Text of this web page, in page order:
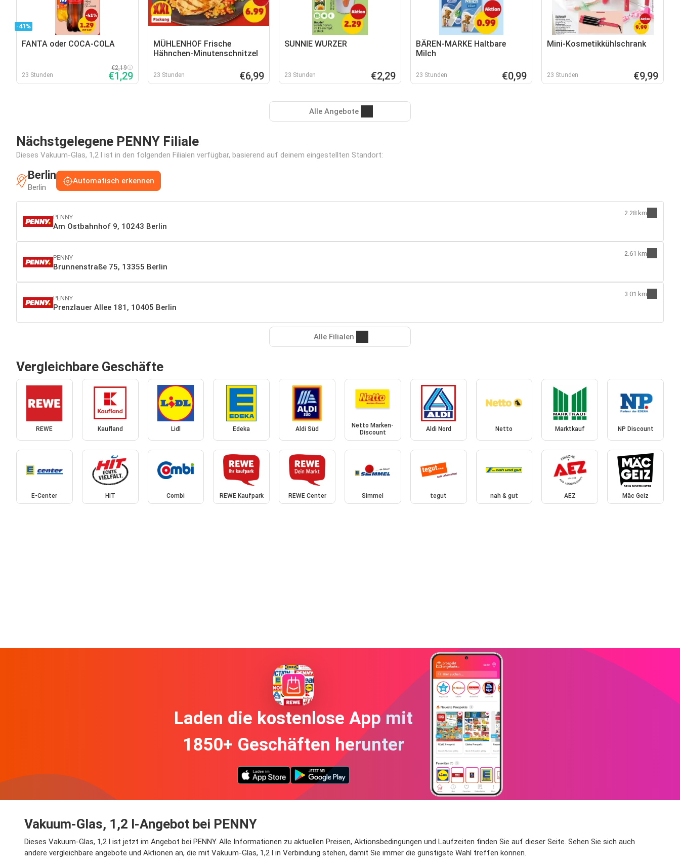
-41%
FANTA oder COCA-COLA
23 Stunden
€2,19
€1,29
MÜHLENHOF Frische
Hähnchen-Minutenschnitzel
23 Stunden €6,99
SUNNIE WURZER
23 Stunden €2,29
BÄREN-MARKE Haltbare
Milch
23 Stunden €0,99
Mini-Kosmetikkühlschrank
23 Stunden €9,99
Alle Angebote
Nächstgelegene PENNY Filiale
Dieses Vakuum-Glas, 1,2 l ist in den folgenden Filialen verfügbar, basierend auf deinem eingestellten Standort:
Berlin
Berlin
Automatisch erkennen
PENNY
Am Ostbahnhof 9, 10243 Berlin
2.28 km
PENNY
Brunnenstraße 75, 13355 Berlin
2.61 km
PENNY
Prenzlauer Allee 181, 10405 Berlin
3.01 km
Alle Filialen
Vergleichbare Geschäfte
REWE Kaufland Lidl Edeka Aldi Süd
Netto Marken-
Discount
Aldi Nord Netto Marktkauf NP Discount
E-Center HIT Combi REWE Kaufpark REWE Center Simmel tegut nah & gut AEZ Mäc Geiz
Laden die kostenlose App mit
1850+ Geschäften herunter
Vakuum-Glas, 1,2 l-Angebot bei PENNY
Dieses Vakuum-Glas, 1,2 l ist jetzt im Angebot bei PENNY. Alle Informationen zu aktuellen Preisen, Aktionsbedingungen und Laufzeiten finden Sie auf dieser Seite. Sehen Sie sich auch
andere vergleichbare angebote und Aktionen an, die mit Vakuum-Glas, 1,2 l in Verbindung stehen, damit Sie immer die günstigste Wahl treffen können.